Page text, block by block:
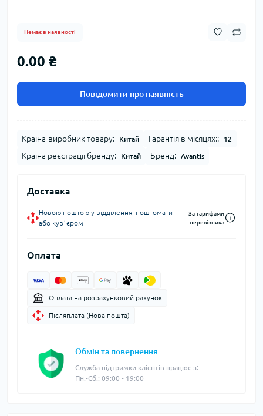
Немає в наявності
0.00 ₴
Повідомити про наявність
Країна-виробник товару: Китай Гарантія в місяцях:: 12
Країна реєстрації бренду: Китай Бренд: Avantis
Доставка
Новою поштою у відділення, поштомати
або курʼєром
За тарифами
перевізника
Оплата
Оплата на розрахунковий рахунок
Післяплата (Нова пошта)
Обмін та повернення
Служба підтримки клієнтів працює з:
Пн.-Сб.: 09:00 - 19:00